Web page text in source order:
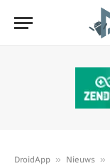
DroidApp » Nieuws »